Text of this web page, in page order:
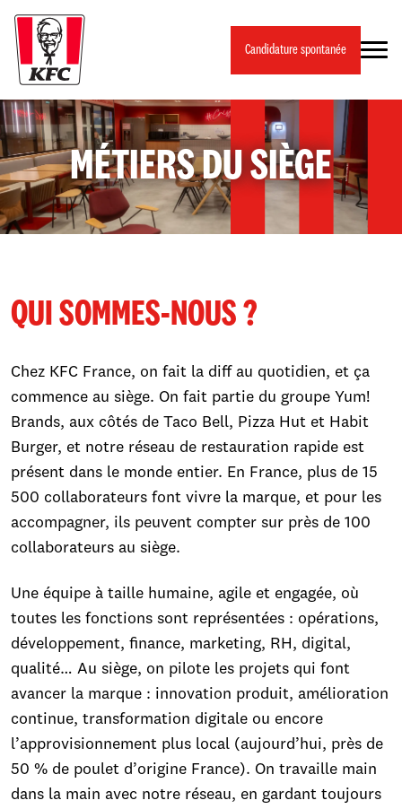
Panneau de gestion des cookies
Candidature spontanée
MÉTIERS DU SIÈGE
QUI SOMMES-NOUS ?
Chez KFC France, on fait la diff au quotidien, et ça
commence au siège. On fait partie du groupe Yum!
Brands, aux côtés de Taco Bell, Pizza Hut et Habit
Burger, et notre réseau de restauration rapide est
présent dans le monde entier. En France, plus de 15
500 collaborateurs font vivre la marque, et pour les
accompagner, ils peuvent compter sur près de 100
collaborateurs au siège.
Une équipe à taille humaine, agile et engagée, où
toutes les fonctions sont représentées : opérations,
développement, finance, marketing, RH, digital,
qualité… Au siège, on pilote les projets qui font
avancer la marque : innovation produit, amélioration
continue, transformation digitale ou encore
l’approvisionnement plus local (aujourd’hui, près de
50 % de poulet d’origine France). On travaille main
dans la main avec notre réseau, en gardant toujours